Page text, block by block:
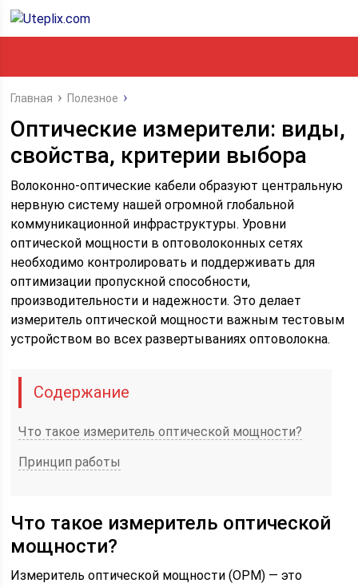
Главная Полезное
Оптические измерители: виды,
свойства, критерии выбора
Волоконно-оптические кабели образуют центральную
нервную систему нашей огромной глобальной
коммуникационной инфраструктуры. Уровни
оптической мощности в оптоволоконных сетях
необходимо контролировать и поддерживать для
оптимизации пропускной способности,
производительности и надежности. Это делает
измеритель оптической мощности важным тестовым
устройством во всех развертываниях оптоволокна.
Содержание
Что такое измеритель оптической мощности?
Принцип работы
Что такое измеритель оптической
мощности?
Измеритель оптической мощности (OPM) — это